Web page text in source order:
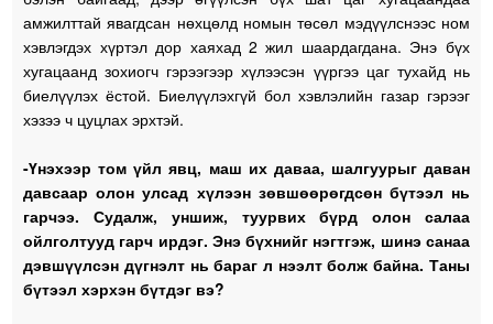
амжилттай явагдсан нөхцөлд номын төсөл мэдүүлснээс ном
хэвлэгдэх хүртэл дор хаяхад 2 жил шаардагдана. Энэ бүх
хугацаанд зохиогч гэрээгээр хүлээсэн үүргээ цаг тухайд нь
биелүүлэх ёстой. Биелүүлэхгүй бол хэвлэлийн газар гэрээг
хэзээ ч цуцлах эрхтэй.
-Үнэхээр том үйл явц, маш их даваа, шалгуурыг даван
давсаар олон улсад хүлээн зөвшөөрөгдсөн бүтээл нь
гарчээ. Судалж, уншиж, туурвих бүрд олон салаа
ойлголтууд гарч ирдэг. Энэ бүхнийг нэгтгэж, шинэ санаа
дэвшүүлсэн дүгнэлт нь бараг л нээлт болж байна. Таны
бүтээл хэрхэн бүтдэг вэ?